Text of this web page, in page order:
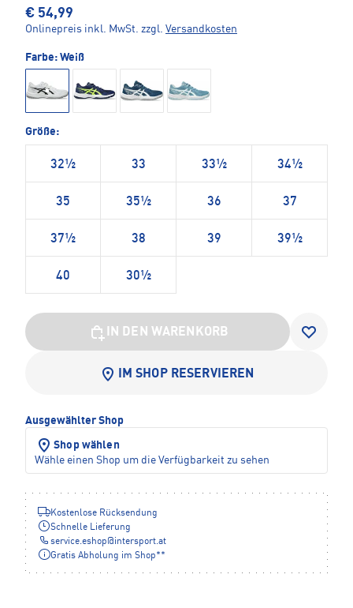
€ 54,99
Onlinepreis inkl. MwSt. zzgl. Versandkosten
Farbe: Weiß
Größe:
32½ 33 33½ 34½
35 35½ 36 37
37½ 38 39 39½
40 30½
IN DEN WARENKORB
IM SHOP RESERVIEREN
Ausgewählter Shop
Shop wählen
Wähle einen Shop um die Verfügbarkeit zu sehen
Kostenlose Rücksendung
Schnelle Lieferung
service.eshop@intersport.at
Gratis Abholung im Shop**